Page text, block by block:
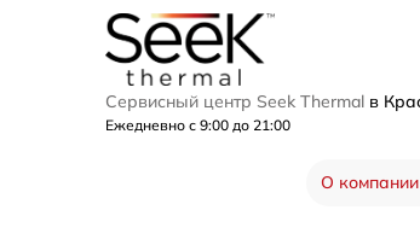
Сервисный центр Seek Thermal в
Ежедневно с 9:00 до 21:00
О компании